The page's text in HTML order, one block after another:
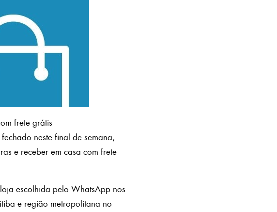
frete grátis
neste final de semana,
e receber em casa com frete
escolhida pelo WhatsApp nos
e região metropolitana no